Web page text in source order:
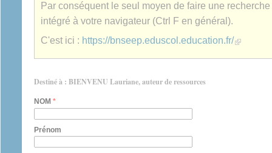
Par conséquent le seul moyen de faire une
intégré à votre navigateur (Ctrl F en général).
C'est ici : https://bnseep.eduscol.education.fr/(link is
Destiné à : BIENVENU Lauriane, auteur de ressources
NOM *
Prénom